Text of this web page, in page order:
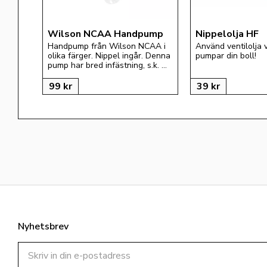
Wilson NCAA Handpump
Handpump från Wilson NCAA i
olika färger. Nippel ingår. Denna
pump har bred infästning, s.k.
99 kr
Nippelolja HF
Använd ventilolja
pumpar din boll!
39 kr
Nyhetsbrev